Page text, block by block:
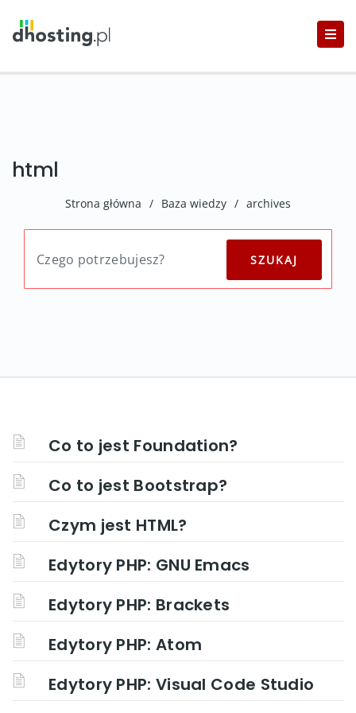
html
Strona główna / Baza wiedzy / archives
Co to jest Foundation?
Co to jest Bootstrap?
Czym jest HTML?
Edytory PHP: GNU Emacs
Edytory PHP: Brackets
Edytory PHP: Atom
Edytory PHP: Visual Code Studio